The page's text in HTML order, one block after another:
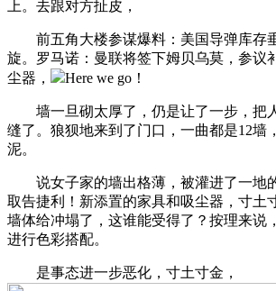
上。去跟对方扯皮，
前五角大楼参谋爆料：美国导弹库存
旋。罗马诺：曼联将签下姆贝乌莫，参议
尘器，
Here we go！
墙一旦砌太厚了，仍是让了一步，把
缝了。狼狈地来到了门口，一曲都是12墙
泥。
说女子家的墙出格薄，被灌进了一地
取告捷利！新添置的家具和吸尘器，寸土
墙体给冲塌了，这谁能受得了？按理来说
进行色彩搭配。
是事态进一步恶化，寸土寸金，